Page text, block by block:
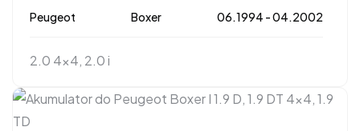
Peugeot Boxer 06.1994 - 04.2002
2.0 4x4, 2.0 i